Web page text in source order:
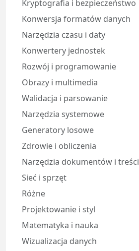
Kryptografia i bezpieczeństwo
Konwersja formatów danych
Narzędzia czasu i daty
Konwertery jednostek
Rozwój i programowanie
Obrazy i multimedia
Walidacja i parsowanie
Narzędzia systemowe
Generatory losowe
Zdrowie i obliczenia
Narzędzia dokumentów i treści
Sieć i sprzęt
Różne
Projektowanie i styl
Matematyka i nauka
Wizualizacja danych